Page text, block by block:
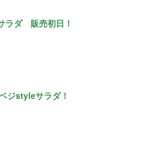
ラダ 販売初日！
ジstyleサラダ！